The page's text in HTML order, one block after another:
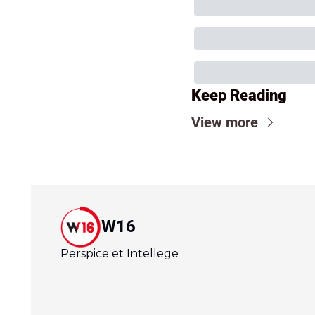
Keep Reading
View more
W16
Perspice et Intellege